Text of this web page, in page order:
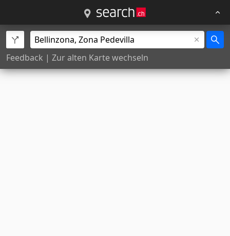
Feedback | Zur alten Karte wechseln